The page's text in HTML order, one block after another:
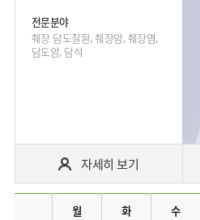
소화기센터
소화기암센터
스포츠재활센터
외상골절센터
지역응급의료기관
신장내과
순환기내과
비뇨의학과
소아청소년과
산부인과
오시는길
40주년
역사관
HSS
글로벌
얼라이언스
입찰공고
CHI전문분야
췌장 담도질환, 췌장암, 췌장염,
담도암, 담석
자세히 보기
월 화 수